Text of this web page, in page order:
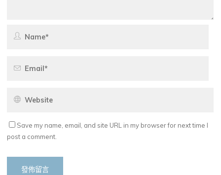
Save my name, email, and site URL in my browser for next time I
post a comment.